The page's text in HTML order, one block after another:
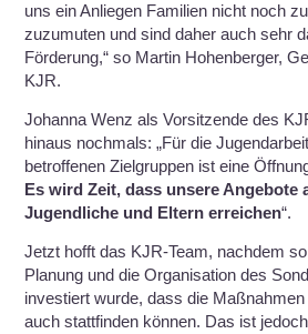
uns ein Anliegen Familien nicht noch
zuzumuten und sind daher auch sehr
Förderung,“ so Martin Hohenberger,
KJR.
Johanna Wenz als Vorsitzende des
hinaus nochmals: „Für die
betroffenen Zielgruppen ist eine
Es wird Zeit, dass unsere Angebote
Jugendliche und Eltern erreichen“.
Jetzt hofft das KJR-Team, nachdem
Planung und die Organisation des
investiert wurde, dass die
auch stattfinden können. Das ist